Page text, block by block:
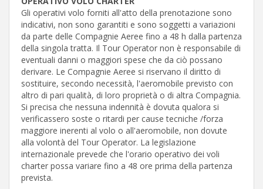
Gli operativi volo forniti all'atto della prenotazione sono
indicativi, non sono garantiti e sono soggetti a variazioni
da parte delle Compagnie Aeree fino a 48 h dalla partenza
della singola tratta. Il Tour Operator non è responsabile di
eventuali danni o maggiori spese che da ciò possano
derivare. Le Compagnie Aeree si riservano il diritto di
sostituire, secondo necessità, l'aeromobile previsto con
altro di pari qualità, di loro proprietà o di altra Compagnia.
Si precisa che nessuna indennità è dovuta qualora si
verificassero soste o ritardi per cause tecniche /forza
maggiore inerenti al volo o all'aeromobile, non dovute
alla volontà del Tour Operator. La legislazione
internazionale prevede che l'orario operativo dei voli
charter possa variare fino a 48 ore prima della partenza
prevista.